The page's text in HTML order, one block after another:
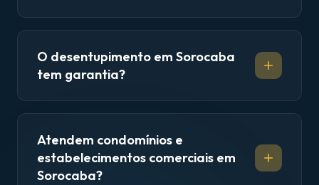
O desentupimento em Sorocaba
tem garantia?
Atendem condomínios e
estabelecimentos comerciais em
Sorocaba?